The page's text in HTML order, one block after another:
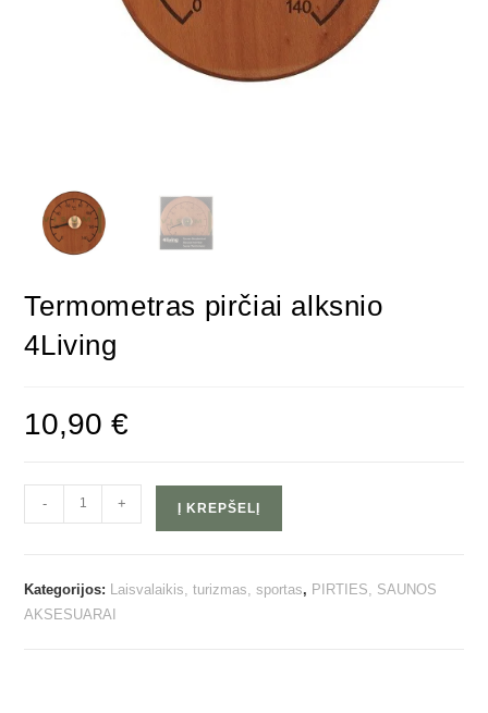
Termometras pirčiai alksnio
4Living
10,90€
- + Į KREPŠELĮ
Kategorijos: Laisvalaikis, turizmas, sportas, PIRTIES, SAUNOS
AKSESUARAI